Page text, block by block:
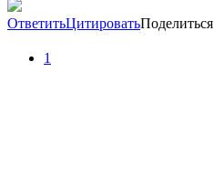
ОтветитьЦитироватьПоделиться
1